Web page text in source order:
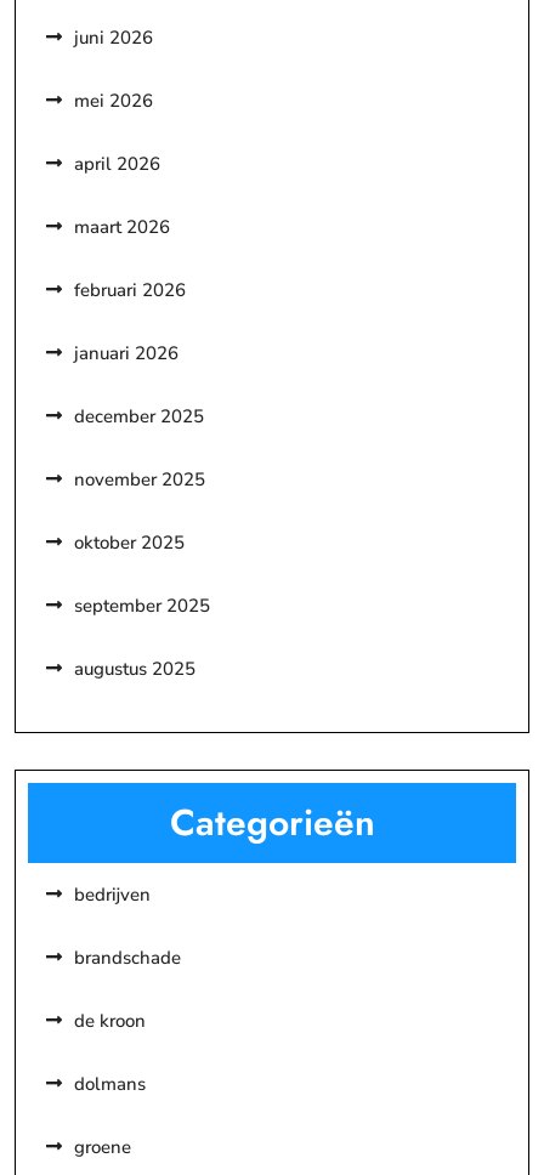
juni 2026
mei 2026
april 2026
maart 2026
februari 2026
januari 2026
december 2025
november 2025
oktober 2025
september 2025
augustus 2025
Categorieën
bedrijven
brandschade
de kroon
dolmans
groene